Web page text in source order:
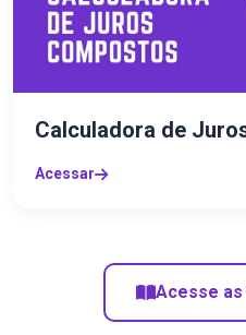
Calculadora de
Acessar
Acesse